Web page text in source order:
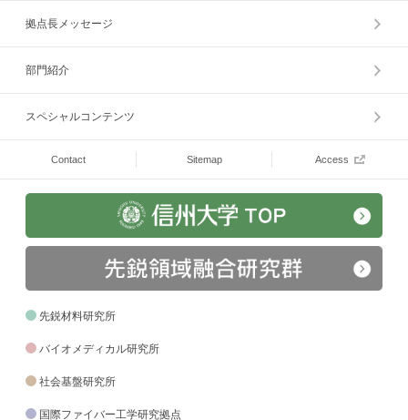
拠点長メッセージ
部門紹介
スペシャルコンテンツ
Contact Sitemap Access
先鋭材料研究所
バイオメディカル研究所
社会基盤研究所
国際ファイバー工学研究拠点